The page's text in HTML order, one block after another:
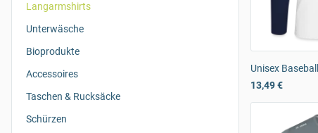
Langarmshirts
Unterwäsche
Bioprodukte
Accessoires
Taschen & Rucksäcke
Schürzen
Unisex
13,49 €